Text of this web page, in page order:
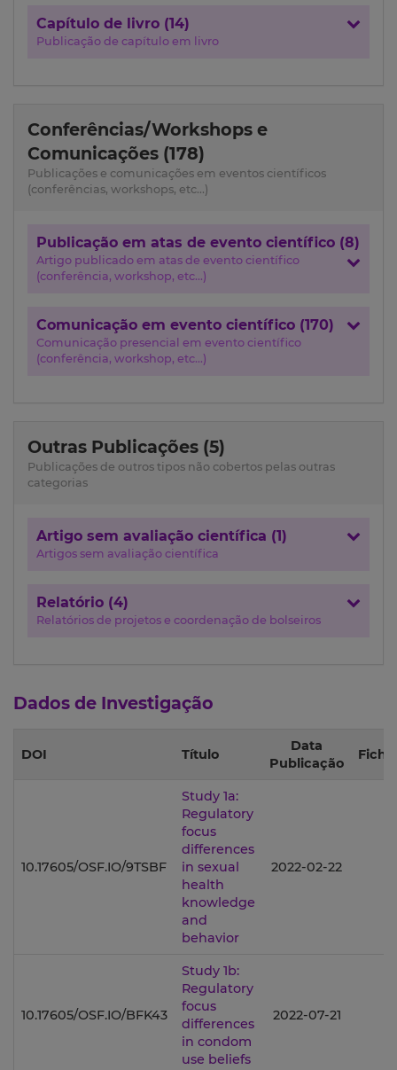
Capítulo de livro (14)
Publicação de capítulo em livro
Conferências/Workshops e
Comunicações (178)
Publicações e comunicações em eventos científicos
(conferências, workshops, etc...)
Publicação em atas de evento científico (8)
Artigo publicado em atas de evento científico
(conferência, workshop, etc...)
Comunicação em evento científico (170)
Comunicação presencial em evento científico
(conferência, workshop, etc...)
Outras Publicações (5)
Publicações de outros tipos não cobertos pelas outras
categorias
Artigo sem avaliação científica (1)
Artigos sem avaliação científica
Relatório (4)
Relatórios de projetos e coordenação de bolseiros
Dados de Investigação
DOI Título
Data
Publicação
10.17605/OSF.IO/9TSBF
Study 1a:
Regulatory
focus
differences
in sexual
health
knowledge
and
behavior
2022-02-22
10.17605/OSF.IO/BFK43
Study 1b:
Regulatory
focus
differences
in condom
use beliefs
2022-07-21